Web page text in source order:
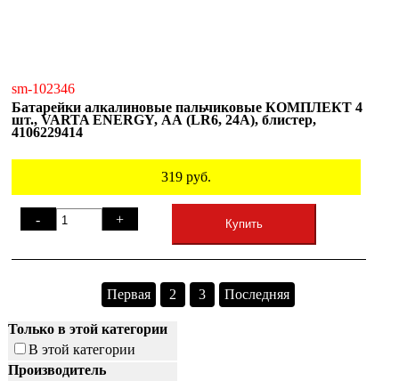
sm-102346
Батарейки алкалиновые пальчиковые КОМПЛЕКТ 4
шт., VARTA ENERGY, АА (LR6, 24А), блистер,
4106229414
319 руб.
- + Купить
Первая 2 3 Последняя
Только в этой категории
В этой категории
Производитель